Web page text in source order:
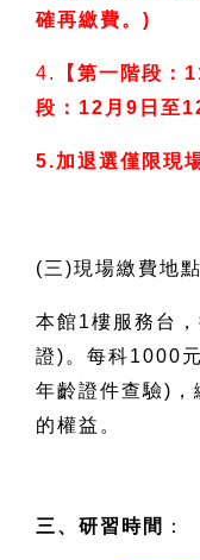
確再繳費。)
4.
【第一階段
段：12月9日至
5.加退選僅限現
(三)現場繳費地點
本館1樓服務台
證)。每科1000
年齡證件查驗)，
的權益。
三、研習時間 ：